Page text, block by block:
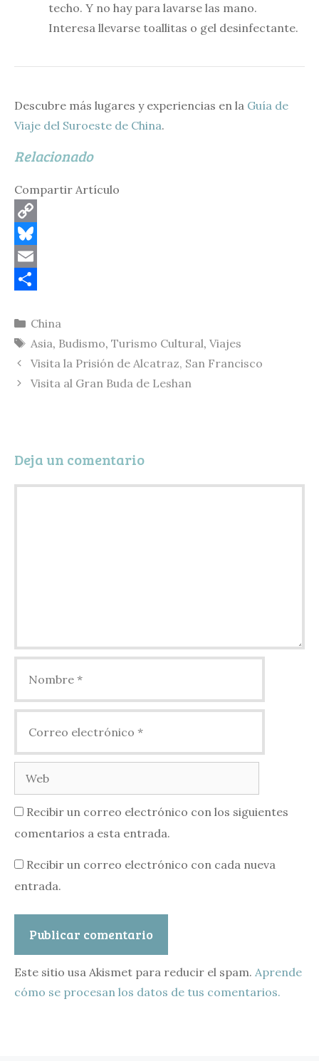
techo. Y no hay para lavarse las mano.
Interesa llevarse toallitas o gel desinfectante.
Descubre más lugares y experiencias en la Guía de
Viaje del Suroeste de China.
Relacionado
Compartir Artículo
C
o
p
L
i
n
B
e
s
k
E
a
i
o
m
p
i
r
Categorías
China
Etiquetas
Asia, Budismo, Turismo Cultural, Viajes
Visita la Prisión de Alcatraz, San Francisco
Visita al Gran Buda de Leshan
Deja un comentario
electrónico
Web
Recibir un correo electrónico con los siguientes
comentarios a esta entrada.
Recibir un correo electrónico con cada nueva
entrada.
Este sitio usa Akismet para reducir el spam. Aprende
cómo se procesan los datos de tus comentarios.